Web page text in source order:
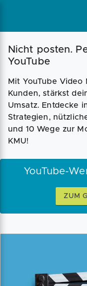
Nicht posten.
YouTube
Mit YouTube
Kunden, stärkst
Umsatz. Entdecke
Strategien,
und 10 Wege zur
KMU!
YouTube-
ZUM